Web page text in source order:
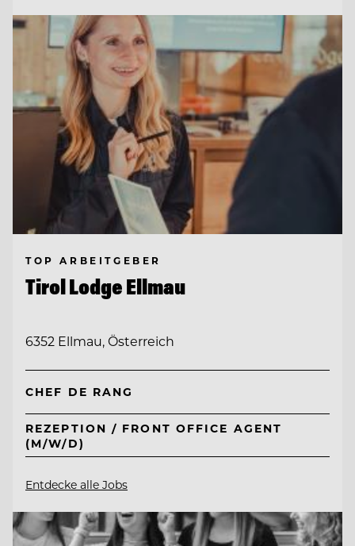
TOP ARBEITGEBER
Tirol Lodge Ellmau
6352 Ellmau, Österreich
CHEF DE RANG
REZEPTION / FRONT OFFICE AGENT
(M/W/D)
Entdecke alle Jobs